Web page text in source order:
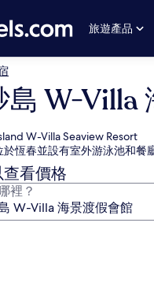
旅遊產品
島 W-Villa
W-Villa Seaview Resort
恆春並設有室外游泳池和餐
看價格
裡？